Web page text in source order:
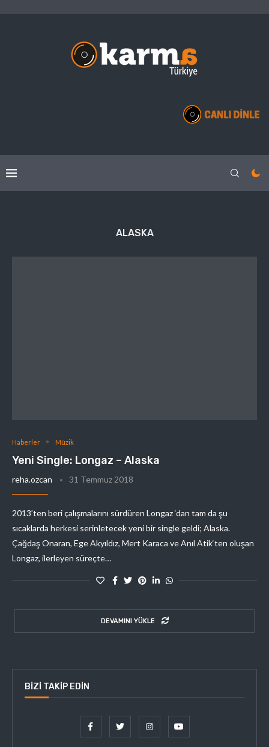
ALASKA
Haberler Müzik
Yeni Single: Longaz – Alaska
reha.ozcan 31 Temmuz 2018
2013’ten beri çalışmalarını sürdüren Longaz ‘dan tam da şu
sıcaklarda herkesi serinletecek yeni bir single geldi; Alaska.
Çağdaş Onaran, Ege Akyıldız, Mert Karaca ve Anıl Atik‘ten oluşan
Longaz, ilerleyen süreçte…
DEVAMINI YÜKLE
BIZI TAKIP EDIN